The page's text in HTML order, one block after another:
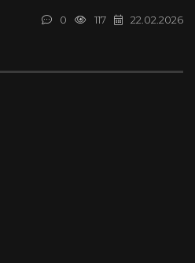
22.02.2026
117
0